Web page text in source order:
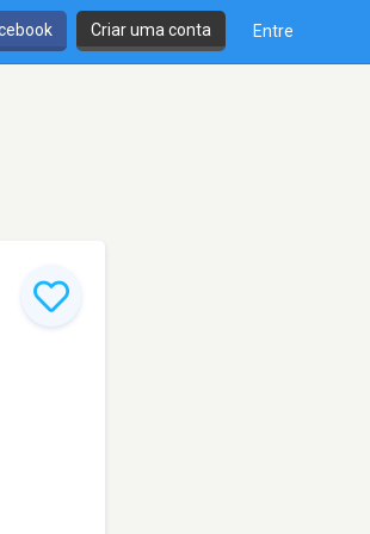
Criar uma conta Entre